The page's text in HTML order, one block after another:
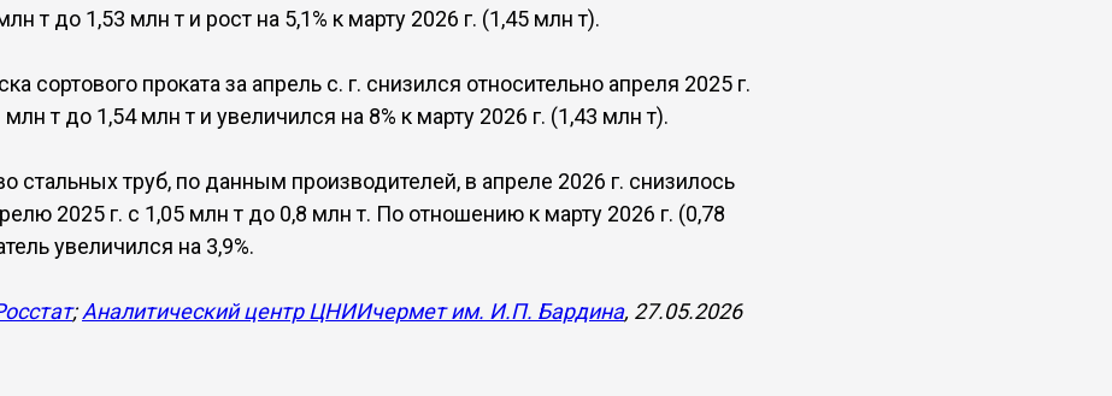
т до 1,53 млн т и рост на 5,1% к марту 2026 г. (1,45 млн т).
сортового проката за апрель с. г. снизился относительно апреля 2025 г.
млн т до 1,54 млн т и увеличился на 8% к марту 2026 г. (1,43 млн т).
стальных труб, по данным производителей, в апреле 2026 г. снизилось
2025 г. с 1,05 млн т до 0,8 млн т. По отношению к марту 2026 г. (0,78
увеличился на 3,9%.
;Аналитический центр ЦНИИчермет им. И.П. Бардина, 27.05.2026